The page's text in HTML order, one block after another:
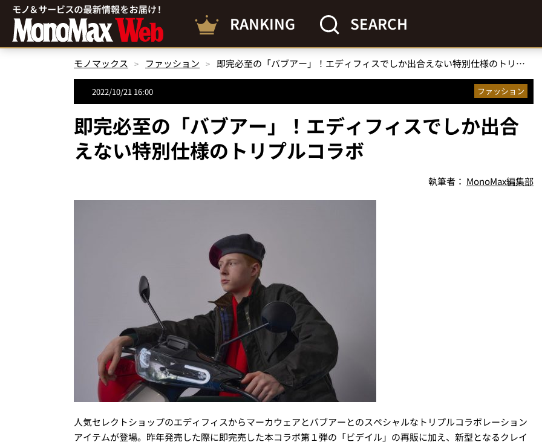
RANKING SEARCH
モノマックス ファッション 即完必至の「バブアー」！エディフィスでしか出合えない特別仕様のトリプルコラボ
2022/10/21 16:00 ファッション
即完必至の「バブアー」！エディフィスでしか出合
えない特別仕様のトリプルコラボ
執筆者： MonoMax編集部
人気セレクトショップのエディフィスからマーカウェアとバブアーとのスペシャルなトリプルコラボレーション
アイテムが登場。昨年発売した際に即完売した本コラボ第１弾の「ビデイル」の再販に加え、新型となるクレイ